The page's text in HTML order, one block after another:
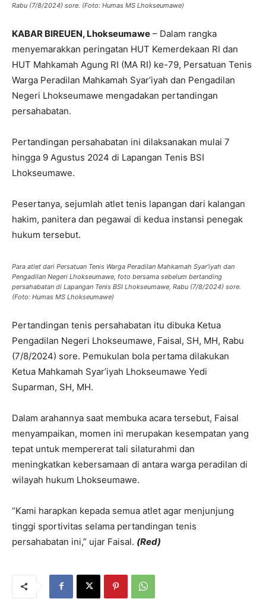
Rabu (7/8/2024) sore. (Foto: Humas MS Lhokseumawe)
KABAR BIREUEN, Lhokseumawe – Dalam rangka
menyemarakkan peringatan HUT Kemerdekaan RI dan
HUT Mahkamah Agung RI (MA RI) ke-79, Persatuan Tenis
Warga Peradilan Mahkamah Syar’iyah dan Pengadilan
Negeri Lhokseumawe mengadakan pertandingan
persahabatan.
Pertandingan persahabatan ini dilaksanakan mulai 7
hingga 9 Agustus 2024 di Lapangan Tenis BSI
Lhokseumawe.
Pesertanya, sejumlah atlet tenis lapangan dari kalangan
hakim, panitera dan pegawai di kedua instansi penegak
hukum tersebut.
Para atlet dari Persatuan Tenis Warga Peradilan Mahkamah Syar’iyah dan
Pengadilan Negeri Lhokseumawe, foto bersama sebelum bertanding
persahabatan di Lapangan Tenis BSI Lhokseumawe, Rabu (7/8/2024) sore.
(Foto: Humas MS Lhokseumawe)
Pertandingan tenis persahabatan itu dibuka Ketua
Pengadilan Negeri Lhokseumawe, Faisal, SH, MH, Rabu
(7/8/2024) sore. Pemukulan bola pertama dilakukan
Ketua Mahkamah Syar’iyah Lhokseumawe Yedi
Suparman, SH, MH.
Dalam arahannya saat membuka acara tersebut, Faisal
menyampaikan, momen ini merupakan kesempatan yang
tepat untuk mempererat tali silaturahmi dan
meningkatkan kebersamaan di antara warga peradilan di
wilayah hukum Lhokseumawe.
“Kami harapkan kepada semua atlet agar menjunjung
tinggi sportivitas selama pertandingan tenis
persahabatan ini,” ujar Faisal. (Red)